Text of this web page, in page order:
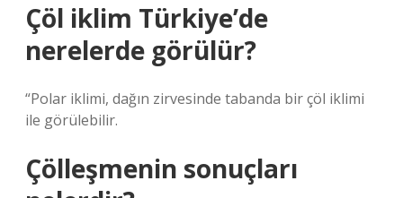
Çöl iklim Türkiye’de
nerelerde görülür?
“Polar iklimi, dağın zirvesinde tabanda bir çöl iklimi
ile görülebilir.
Çölleşmenin sonuçları